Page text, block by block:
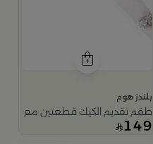
بلندز هوم
طقم تقديم الكيك قطعتين مع
149